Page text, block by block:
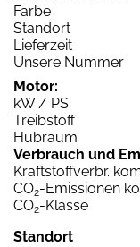
Farbe
Standort
Lieferzeit
Unsere Nummer
Motor:
kW / PS
Treibstoff
Hubraum
Verbrauch und
Kraftstoffverbr.
CO2-Emissionen
CO2-Klasse
Standort